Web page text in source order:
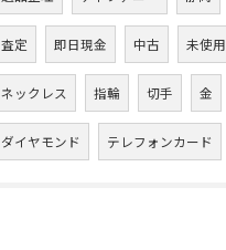
査定 即日現金 中古 未使用
ネックレス 指輪 切手 金
ダイヤモンド テレフォンカード